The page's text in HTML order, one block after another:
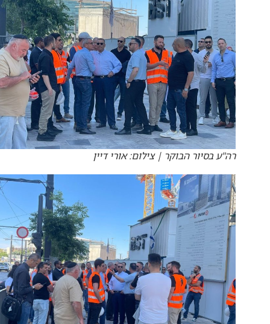
רה"ע בסיור הבוקר | צילום: אורי דיין